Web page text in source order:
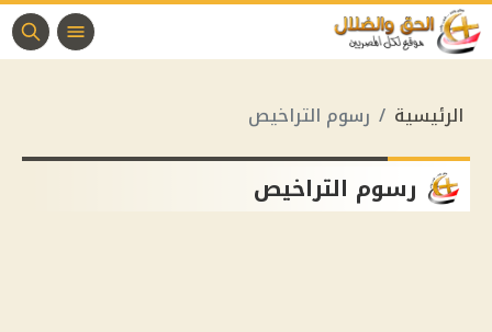
الرئيسية رسوم التراخيص
رسوم التراخيص